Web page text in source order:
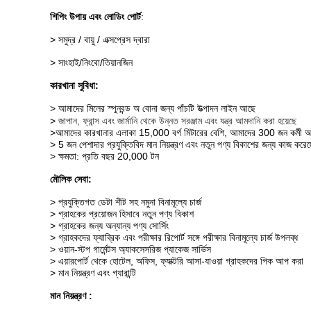
শিপিং উপায় এবং লোডিং পোর্ট:
> সমুদ্র / বায়ু / এক্সপ্রেস দ্বারা
> সাংহাই/নিংবো/তিয়ানজিন
কারখানা সুবিধা:
> আমাদের মিলের স্পুনবন্ড অ বোনা জন্য পাঁচটি উত্পাদন লাইন আছে
> জাপান, ফ্রান্স এবং জার্মানি থেকে উন্নত সরঞ্জাম এবং যন্ত্র আমদানি করা হয়েছে
>আমাদের কারখানার এলাকা 15,000 বর্গ মিটারের বেশি, আমাদের 300 জন কর্মী
> 5 জন পেশাদার প্রযুক্তিবিদ মান নিয়ন্ত্রণ এবং নতুন পণ্য বিকাশের জন্য কাজ
> ক্ষমতা: প্রতি বছর 20,000 টন
মৌলিক সেবা:
> প্রযুক্তিগত ডেটা শীট সহ নমুনা বিনামূল্যে চার্জ
> গ্রাহকের প্রয়োজন হিসাবে নতুন পণ্য বিকাশ
> গ্রাহকের জন্য অন্যান্য পণ্য সোর্সিং
> গ্রাহকদের ফ্যাব্রিক এবং পরীক্ষার রিপোর্ট সঙ্গে পরীক্ষার বিনামূল্যে চার্জ উপলব্ধ
> ওয়ান-স্টপ গার্মেন্টস অ্যাকসেসরিজ প্যাকেজ সার্ভিস
> এয়ারপোর্ট থেকে হোটেল, অফিস, ফ্যাক্টরি আসা-যাওয়া গ্রাহকদের পিক আপ করা
> মান নিয়ন্ত্রণ এবং গ্যারান্টি
মান নিয়ন্ত্রণ :